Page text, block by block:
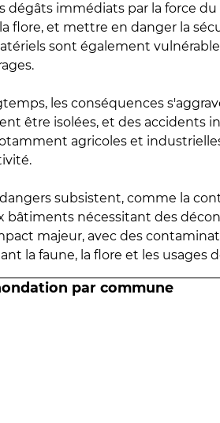
dégâts immédiats par la force
flore, et mettre en danger la
sont également
les conséquences
être isolées, et des accidents
agricoles et
subsistent, comme la
bâtiments nécessitant des
majeur, avec des
la faune, la flore et les usages
par commune